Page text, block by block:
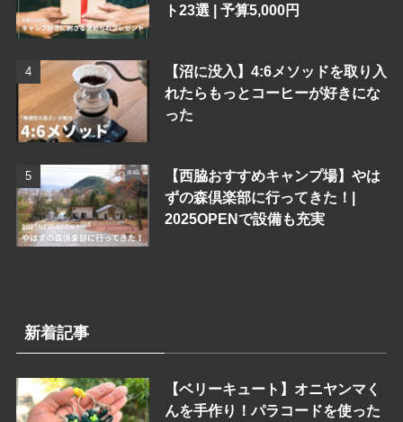
ト23選 | 予算5,000円
【沼に没入】4:6メソッドを取り入
れたらもっとコーヒーが好きにな
った
【西脇おすすめキャンプ場】やは
ずの森倶楽部に行ってきた！|
2025OPENで設備も充実
新着記事
【ベリーキュート】オニヤンマく
んを手作り！パラコードを使った